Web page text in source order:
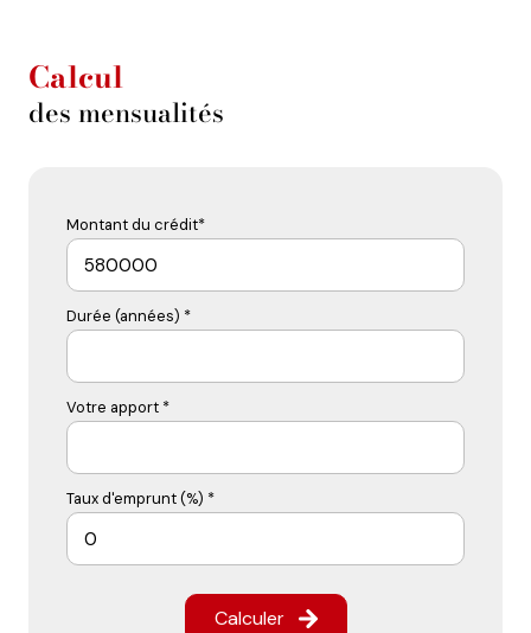
Calcul
des mensualités
Montant du crédit*
Durée (années) *
Votre apport *
Taux d'emprunt (%) *
Calculer